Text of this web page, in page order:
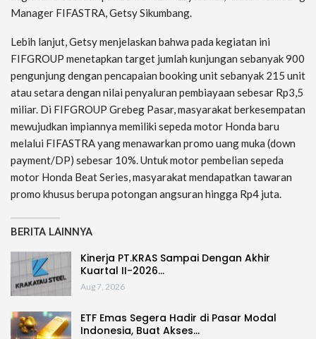
Manager FIFASTRA, Getsy Sikumbang.
Lebih lanjut, Getsy menjelaskan bahwa pada kegiatan ini
FIFGROUP menetapkan target jumlah kunjungan sebanyak 900
pengunjung dengan pencapaian booking unit sebanyak 215 unit
atau setara dengan nilai penyaluran pembiayaan sebesar Rp3,5
miliar. Di FIFGROUP Grebeg Pasar, masyarakat berkesempatan
mewujudkan impiannya memiliki sepeda motor Honda baru
melalui FIFASTRA yang menawarkan promo uang muka (down
payment/DP) sebesar 10%. Untuk motor pembelian sepeda
motor Honda Beat Series, masyarakat mendapatkan tawaran
promo khusus berupa potongan angsuran hingga Rp4 juta.
BERITA LAINNYA
Kinerja PT.KRAS Sampai Dengan Akhir
Kuartal II-2026…
Aug 7, 2026
ETF Emas Segera Hadir di Pasar Modal
Indonesia, Buat Akses…